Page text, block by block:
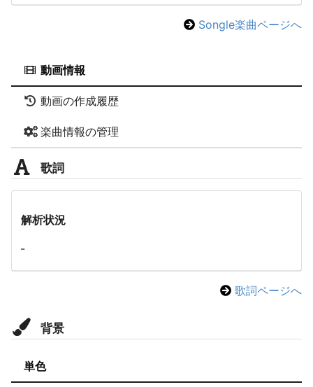
Songle楽曲ページへ
動画情報
動画の作成履歴
楽曲情報の管理
歌詞
解析状況
-
歌詞ページへ
背景
単色